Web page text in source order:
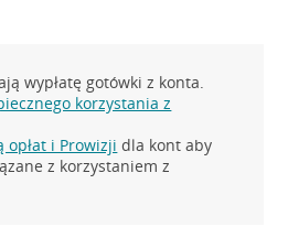
wypłatę gotówki z konta.
korzystania z
opłat i Prowizji dla kont aby
z korzystaniem z